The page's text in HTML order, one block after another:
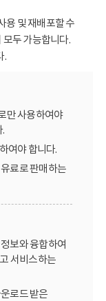
용 및 재배포할 수
두 가능합니다.
.
만 사용하여야
여야 합니다.
료로 판매하는
보와 융합하여
서비스하는
로드 받은